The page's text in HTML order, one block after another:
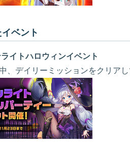
ベント
イトハロウィンイベント
、デイリーミッションをクリア